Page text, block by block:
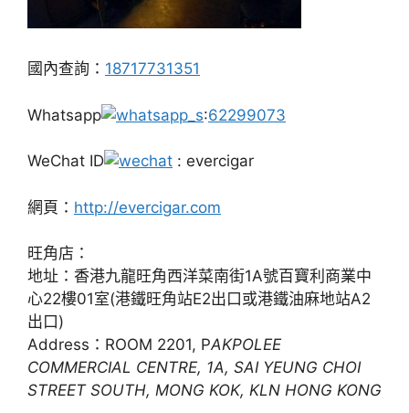
國內查詢： 18717731351
Whatsapp :62299073
WeChat ID : evercigar
網頁： http://evercigar.com
旺角店：
地址：香港九龍旺角西洋菜南街1A號百寶利商業中
心22樓01室(港鐵旺角站E2出口或港鐵油麻地站A2
出口)
Address：ROOM 2201, PAKPOLEE
COMMERCIAL CENTRE, 1A, SAI YEUNG CHOI
STREET SOUTH, MONG KOK, KLN HONG KONG